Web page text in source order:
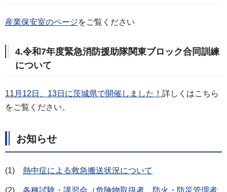
産業保安室のページをご覧ください
4.令和7年度緊急消防援助隊関東ブロック合同訓練
について
11月12日、13日に茨城県で開催しました！ 詳しくはこちら
をご覧ください。
お知らせ
(1) 熱中症による救急搬送状況について